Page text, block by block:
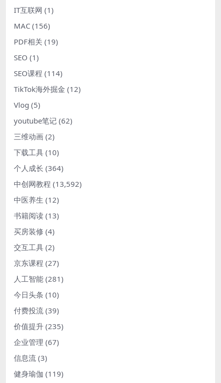
IT互联网 (1)
MAC (156)
PDF相关 (19)
SEO (1)
SEO课程 (114)
TikTok海外掘金 (12)
Vlog (5)
youtube笔记 (62)
三维动画 (2)
下载工具 (10)
个人成长 (364)
中创网教程 (13,592)
中医养生 (12)
书籍阅读 (13)
买房装修 (4)
交互工具 (2)
京东课程 (27)
人工智能 (281)
今日头条 (10)
付费投流 (39)
价值提升 (235)
企业管理 (67)
信息流 (3)
健身瑜伽 (119)